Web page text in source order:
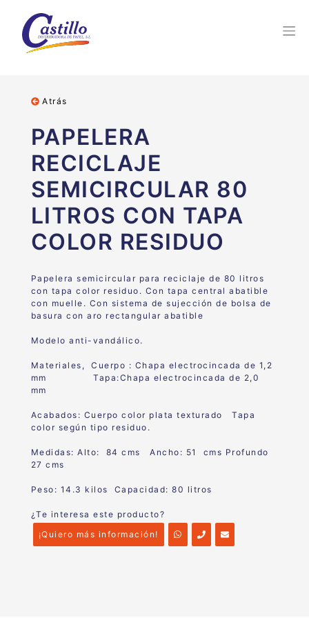
Atrás
PAPELERA
RECICLAJE
SEMICIRCULAR 80
LITROS CON TAPA
COLOR RESIDUO
Papelera semicircular para reciclaje de 80 litros
con tapa color residuo. Con tapa central abatible
con muelle. Con sistema de sujección de bolsa de
basura con aro rectangular abatible
Modelo anti-vandálico.
Materiales, Cuerpo : Chapa electrocincada de 1,2
mm
Tapa:Chapa electrocincada de 2,0
mm
Acabados: Cuerpo color plata texturado Tapa
color según tipo residuo.
Medidas: Alto: 84 cms Ancho: 51 cms Profundo
27 cms
Peso: 14.3 kilos Capacidad: 80 litros
¿Te interesa este producto?
¡Quiero más información!